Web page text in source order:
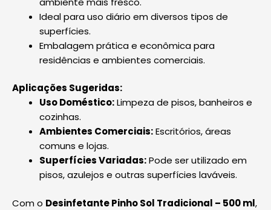
Ideal para uso diário em diversos tipos de
superfícies.
Embalagem prática e econômica para
residências e ambientes comerciais.
Aplicações Sugeridas:
Uso Doméstico:Limpeza de pisos, banheiros e
cozinhas.
Ambientes Comerciais:Escritórios, áreas
comuns e lojas.
Superfícies Variadas:Pode ser utilizado em
pisos, azulejos e outras superfícies laváveis.
Com o Desinfetante Pinho Sol Tradicional – 500 ml,